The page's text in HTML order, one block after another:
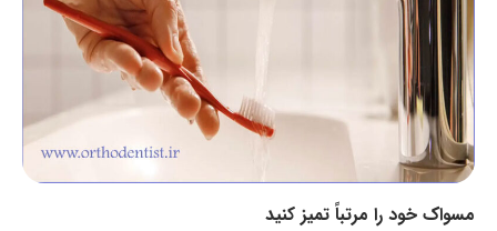
مسواک خود را مرتباً تمیز کنید